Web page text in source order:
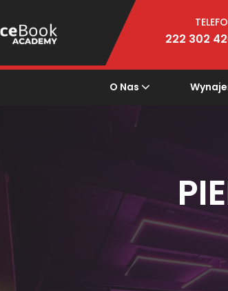
222 302
O Nas